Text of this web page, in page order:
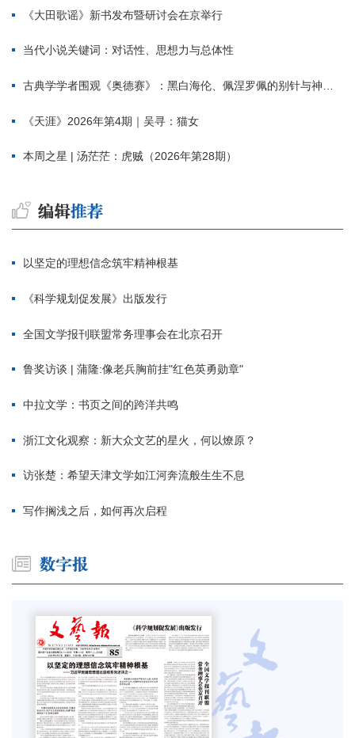
《大田歌谣》新书发布暨研讨会在京举行
当代小说关键词：对话性、思想力与总体性
古典学学者围观《奥德赛》：黑白海伦、佩涅罗佩的别针与神秘入侵者
《天涯》2026年第4期｜吴寻：猫女
本周之星 | 汤茫茫：虎贼（2026年第28期）
以坚定的理想信念筑牢精神根基
《科学规划促发展》出版发行
全国文学报刊联盟常务理事会在北京召开
鲁奖访谈 | 蒲隆:像老兵胸前挂"红色英勇勋章"
中拉文学：书页之间的跨洋共鸣
浙江文化观察：新大众文艺的星火，何以燎原？
访张楚：希望天津文学如江河奔流般生生不息
写作搁浅之后，如何再次启程